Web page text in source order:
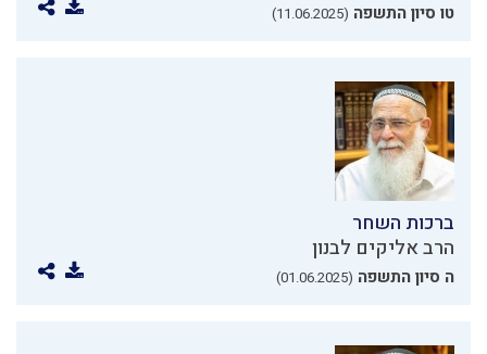
טו סיון התשפה (11.06.2025)
ברכות השחר
הרב אליקים לבנון
ה סיון התשפה (01.06.2025)